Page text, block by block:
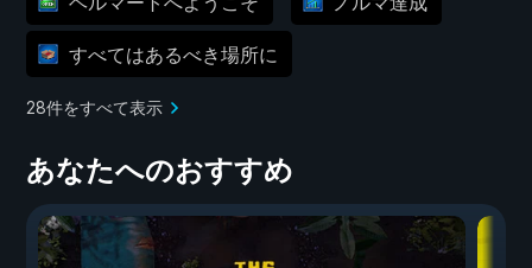
すべてはあるべき場所に
28件をすべて表示
あなたへのおすすめ